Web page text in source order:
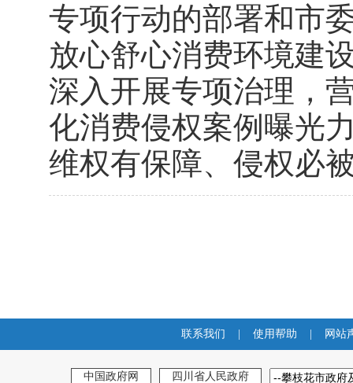
专项行动的部署和市
放心舒心消费环境建
深入开展专项治理，
化消费侵权案例曝光
维权有保障、侵权必
联系我们 使用帮助 网站
中国政府网 四川省人民政府